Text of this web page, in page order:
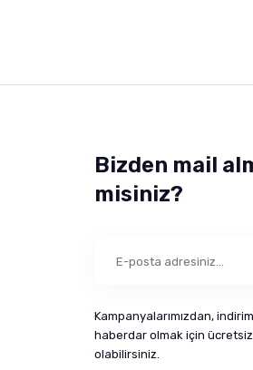
Bizden mail
misiniz?
Kampanyalarımızdan,
haberdar olmak için
olabilirsiniz.